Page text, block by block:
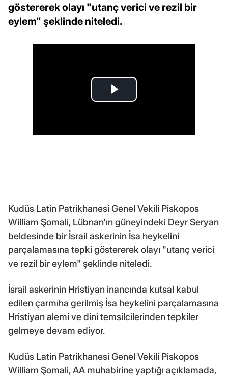
göstererek olayı "utanç verici ve rezil bir
eylem" şeklinde niteledi.
Kudüs Latin Patrikhanesi Genel Vekili Piskopos
William Şomali, Lübnan'ın güneyindeki Deyr Seryan
beldesinde bir İsrail askerinin İsa heykelini
parçalamasına tepki göstererek olayı "utanç verici
ve rezil bir eylem" şeklinde niteledi.
İsrail askerinin Hristiyan inancında kutsal kabul
edilen çarmıha gerilmiş İsa heykelini parçalamasına
Hristiyan alemi ve dini temsilcilerinden tepkiler
gelmeye devam ediyor.
Kudüs Latin Patrikhanesi Genel Vekili Piskopos
William Şomali, AA muhabirine yaptığı açıklamada,